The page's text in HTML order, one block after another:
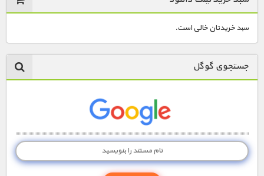
سبد خریدتان خالی است.
جستجوی گوگل